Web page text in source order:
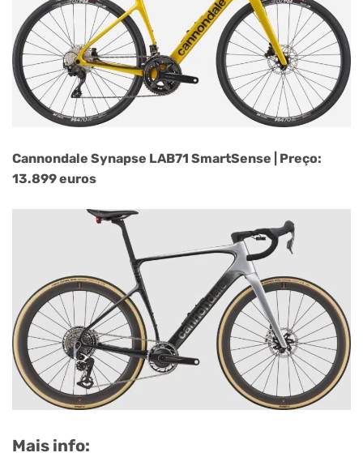
Cannondale Synapse LAB71 SmartSense | Preço:
13.899 euros
Mais info: